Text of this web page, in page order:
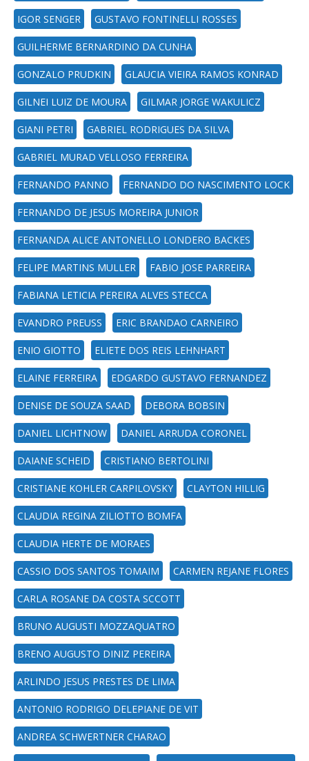
IGOR SENGER GUSTAVO FONTINELLI ROSSES
GUILHERME BERNARDINO DA CUNHA
GONZALO PRUDKIN GLAUCIA VIEIRA RAMOS KONRAD
GILNEI LUIZ DE MOURA GILMAR JORGE WAKULICZ
GIANI PETRI GABRIEL RODRIGUES DA SILVA
GABRIEL MURAD VELLOSO FERREIRA
FERNANDO PANNO FERNANDO DO NASCIMENTO LOCK
FERNANDO DE JESUS MOREIRA JUNIOR
FERNANDA ALICE ANTONELLO LONDERO BACKES
FELIPE MARTINS MULLER FABIO JOSE PARREIRA
FABIANA LETICIA PEREIRA ALVES STECCA
EVANDRO PREUSS ERIC BRANDAO CARNEIRO
ENIO GIOTTO ELIETE DOS REIS LEHNHART
ELAINE FERREIRA EDGARDO GUSTAVO FERNANDEZ
DENISE DE SOUZA SAAD DEBORA BOBSIN
DANIEL LICHTNOW DANIEL ARRUDA CORONEL
DAIANE SCHEID CRISTIANO BERTOLINI
CRISTIANE KOHLER CARPILOVSKY CLAYTON HILLIG
CLAUDIA REGINA ZILIOTTO BOMFA
CLAUDIA HERTE DE MORAES
CASSIO DOS SANTOS TOMAIM CARMEN REJANE FLORES
CARLA ROSANE DA COSTA SCCOTT
BRUNO AUGUSTI MOZZAQUATRO
BRENO AUGUSTO DINIZ PEREIRA
ARLINDO JESUS PRESTES DE LIMA
ANTONIO RODRIGO DELEPIANE DE VIT
ANDREA SCHWERTNER CHARAO